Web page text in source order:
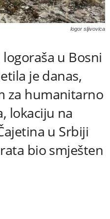
logor sljivovica
logoraša u Bosni
je danas,
za humanitarno
lokaciju na
u Srbiji
bio smješten